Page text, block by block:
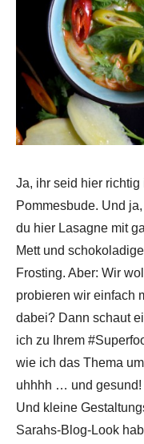
Ja, ihr seid hier
Pommesbude. Und
du hier Lasagne mit
Mett und
Frosting. Aber: Wir
probieren wir einfach
dabei? Dann schaut
ich zu Ihrem
wie ich das Thema
uhhhh … und gesund!
Und kleine
Sarahs-Blog-Look